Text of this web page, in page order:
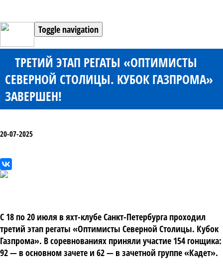
Toggle navigation
ТРЕТИЙ ЭТАП РЕГАТЫ «ОПТИМИСТЫ
СЕВЕРНОЙ СТОЛИЦЫ. КУБОК ГАЗПРОМА»
ЗАВЕРШЕН!
20-07-2025
С 18 по 20 июля в яхт-клубе Санкт-Петербурга проходил
третий этап регаты «Оптимисты Северной Столицы. Кубок
Газпрома». В соревнованиях приняли участие 154 гонщика:
92 — в основном зачете и 62 — в зачетной группе «Кадет».